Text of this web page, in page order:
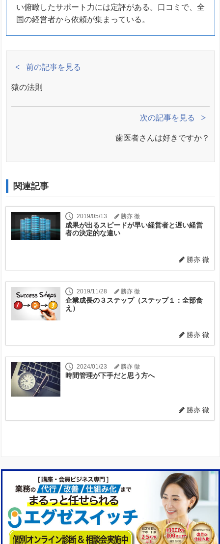
い俯瞰したサポート力には定評がある。口コミで、全
国の経営者から依頼が集まっている。
前の記事を見る
猿の法則
次の記事を見る
歯医者さんは好きですか？
関連記事
2019/05/13 勝亦 徹
成果が出るスピードが早い経営者と遅い経営
者の決定的な違い
勝亦 徹
2019/11/28 勝亦 徹
企業成長の３ステップ（ステップ１：全部食
え）
勝亦 徹
2024/01/23 勝亦 徹
時間管理が下手だと思う方へ
勝亦 徹